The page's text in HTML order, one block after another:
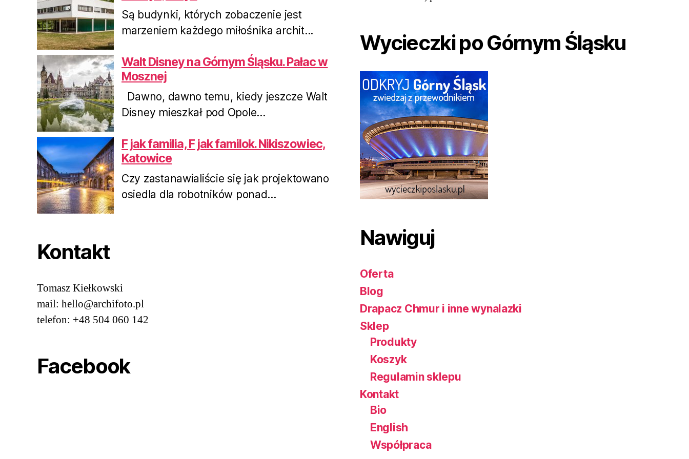
o
Są budynki, których zobaczenie jest
marzeniem każdego miłośnika archit...
Walt Disney na Górnym Śląsku. Pałac w
Mosznej
Dawno, dawno temu, kiedy jeszcze Walt
Disney mieszkał pod Opole...
F jak familia, F jak familok. Nikiszowiec,
Katowice
Czy zastanawialiście się jak projektowano
osiedla dla robotników ponad...
Kontakt
Tomasz Kiełkowski
mail: hello@archifoto.pl
telefon: +48 504 060 142
Facebook
Wycieczki po Górnym Śląsku
Nawiguj
Oferta
Blog
Drapacz Chmur i inne wynalazki
Sklep
Produkty
Koszyk
Regulamin sklepu
Kontakt
Bio
English
Współpraca